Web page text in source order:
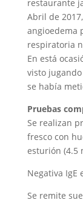
restaurante
Abril de
angioedema
respiratoria
En está
visto
se había
Pruebas
Se realizan
fresco con
esturión (4.5
Negativa IgE
Se remite